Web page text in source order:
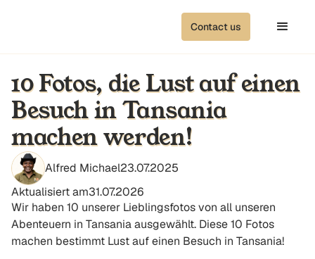
Contact us
10 Fotos, die Lust auf einen
Besuch in Tansania
machen werden!
Alfred Michael23.07.2025
Aktualisiert am31.07.2026
Wir haben 10 unserer Lieblingsfotos von all unseren
Abenteuern in Tansania ausgewählt. Diese 10 Fotos
machen bestimmt Lust auf einen Besuch in Tansania!